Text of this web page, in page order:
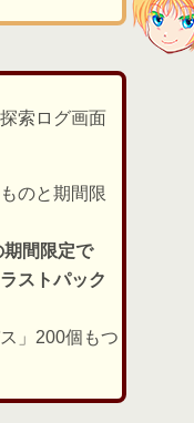
索ログ画面
のと期間限
間限定で
ストパック
」200個もつ